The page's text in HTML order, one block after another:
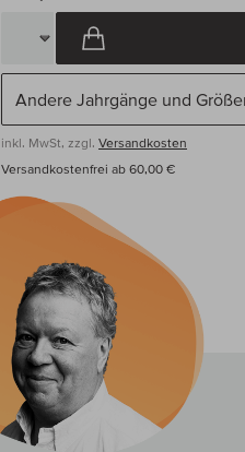
inkl. MwSt, zzgl. Versandkosten
Versandkostenfrei ab 60,00 €